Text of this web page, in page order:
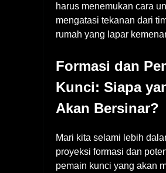
harus menemukan cara
mengatasi tekanan dari
rumah yang lapar
Formasi dan
Kunci: Siapa
Akan Bersinar?
Mari kita selami lebih
proyeksi formasi dan
pemain kunci yang akan